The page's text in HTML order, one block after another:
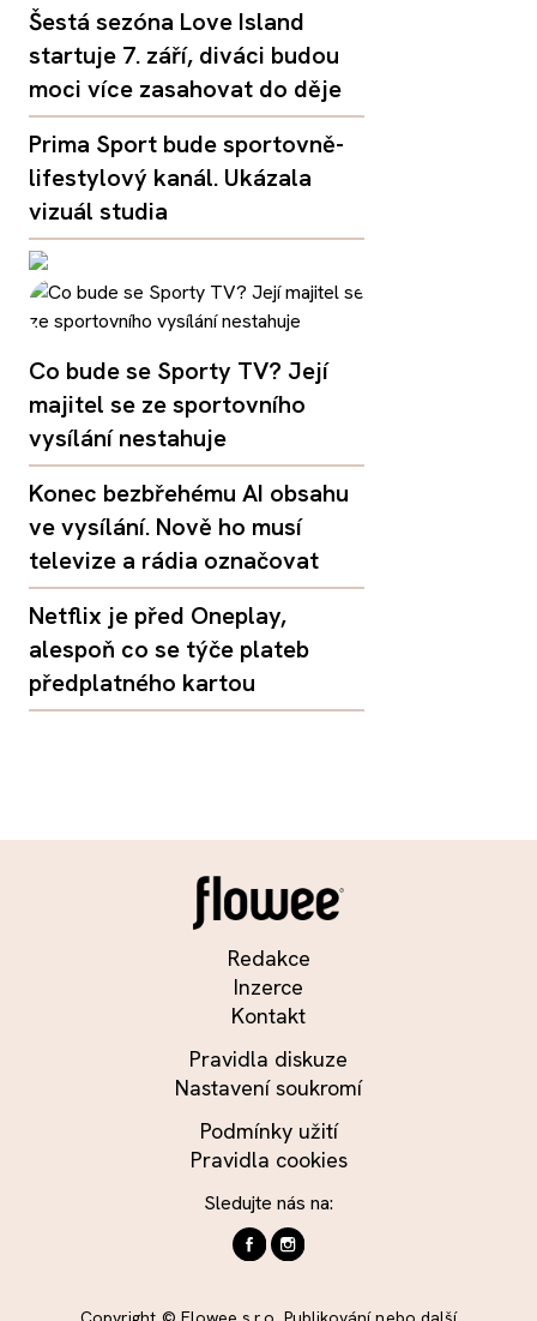
Šestá sezóna Love Island
startuje 7. září, diváci budou
moci více zasahovat do děje
Prima Sport bude sportovně-
lifestylový kanál. Ukázala
vizuál studia
Co bude se Sporty TV? Její
majitel se ze sportovního
vysílání nestahuje
Konec bezbřehému AI obsahu
ve vysílání. Nově ho musí
televize a rádia označovat
Netflix je před Oneplay,
alespoň co se týče plateb
předplatného kartou
Redakce
Inzerce
Kontakt
Pravidla diskuze
Nastavení soukromí
Podmínky užití
Pravidla cookies
Sledujte nás na: